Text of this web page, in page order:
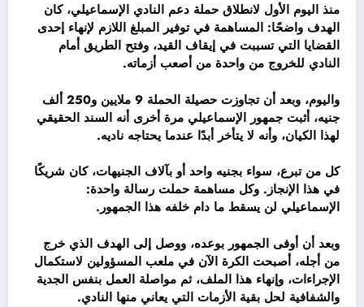
منذ اليوم الأول لانطلاق حملة دعم النادي الإسماعيلي، كان
الهدف واضحًا: المساهمة في توفير المبلغ اللازم لإنهاء إحدى
القضايا التي تسببت في إيقاف القيد، وفتح الطريق أمام
النادي للخروج من واحدة من أصعب أزماته.
واليوم، وبعد أن تجاوزت حصيلة الحملة 9 ملايين و250 ألف
جنيه، أثبت جمهور الإسماعيلي مرة أخرى أنه السند الحقيقي
لهذا الكيان، وأنه لا يتأخر أبدًا عندما يحتاجه ناديه.
كل من تبرع، سواء بجنيه واحد أو بآلاف الجنيهات، كان شريكًا
في هذا الإنجاز. وكل مساهمة حملت رسالة واحدة:
الإسماعيلي لن يسقط ما دام خلفه هذا الجمهور.
وبعد أن أوفى الجمهور بوعده، ووصل إلى الهدف الذي خرج
من أجله، أصبحت الكرة الآن في ملعب المسؤولين لاستكمال
الإجراءات، وإنهاء هذا الملف، ثم مواصلة العمل بنفس الجدية
والشفافية لحل بقية الأزمات التي يعاني منها النادي.